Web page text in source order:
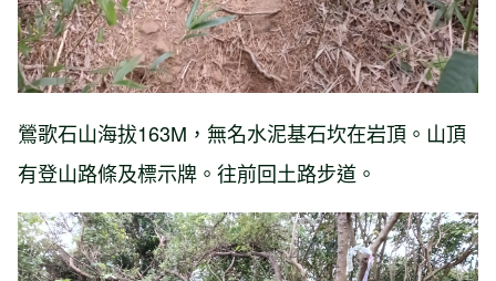
鶯歌石山海拔163M，無名水泥基石坎在岩頂。山頂
有登山路條及標示牌。往前回土路步道。